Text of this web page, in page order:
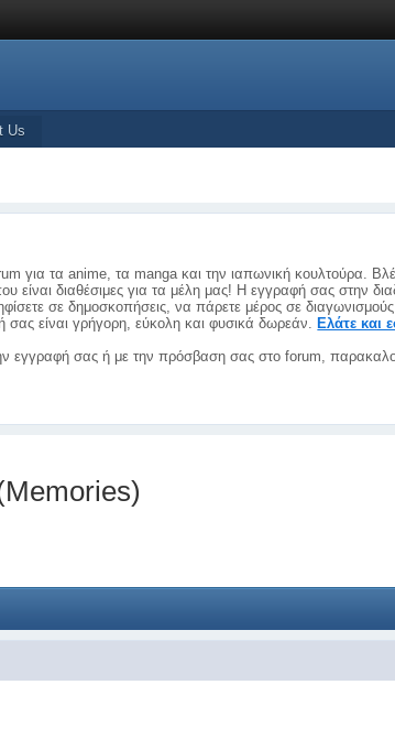
Us
για τα anime, τα manga και την ιαπωνική κουλτούρα.
είναι διαθέσιμες για τα μέλη μας! Η εγγραφή σας στην
σε δημοσκοπήσεις, να πάρετε μέρος σε
σας είναι γρήγορη, εύκολη και φυσικά δωρεάν. Ελάτε και
εγγραφή σας ή με την πρόσβαση σας στο forum,